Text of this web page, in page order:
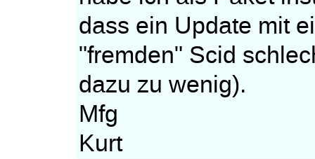
dass ein Update mit
"fremden" Scid
dazu zu wenig).
Mfg
Kurt